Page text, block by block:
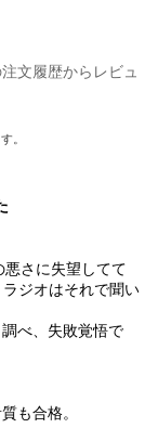
文履歴からレビュ
。
さに失望してて
ジオはそれで聞い
べ、失敗覚悟で
も合格。